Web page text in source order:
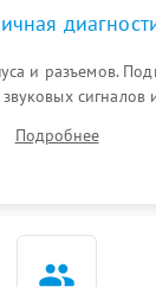
и разъемов.
и выходного
Подробнее